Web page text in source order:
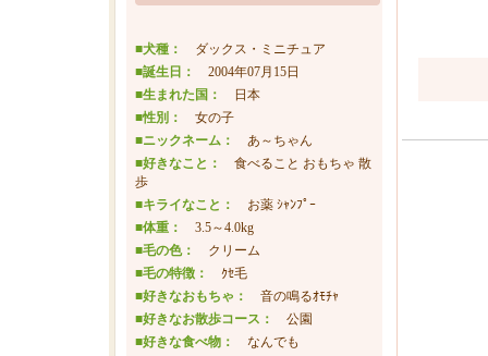
■犬種： ダックス・ミニチュア
■誕生日： 2004年07月15日
■生まれた国：
日本
■性別： 女の子
■ニックネーム： あ～ちゃん
■好きなこと： 食べること おもちゃ 散
歩
■キライなこと： お薬 ｼｬﾝﾌﾟｰ
■体重： 3.5～4.0kg
■毛の色： クリーム
■毛の特徴： ｸｾ毛
■好きなおもちゃ： 音の鳴るｵﾓﾁｬ
■好きなお散歩コース： 公園
■好きな食べ物： なんでも